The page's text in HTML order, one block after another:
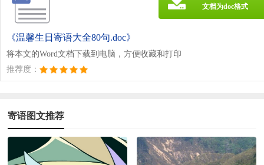
《温馨生日寄语大全80句.doc》
将本文的Word文档下载到电脑，方便收藏和打印
推荐度：
文档为doc格式
寄语图文推荐